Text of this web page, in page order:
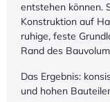
entstehen können.
Konstruktion auf
ruhige, feste
Rand des
Das Ergebnis:
und hohen